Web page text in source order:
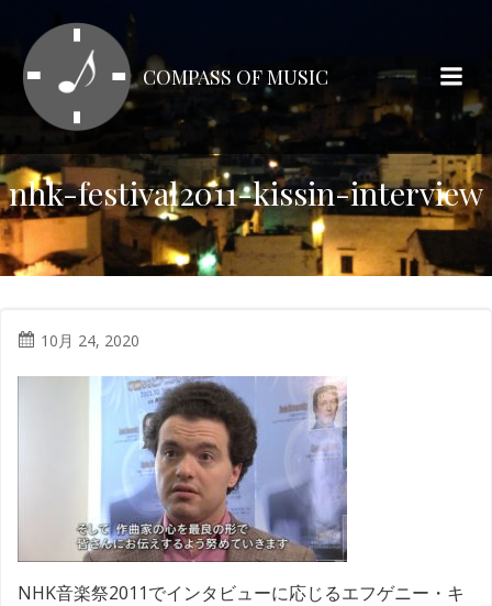
テ
ン
ツ
ス
キ
ッ
プ
COMPASS OF MUSIC
nhk-festival2011-kissin-interview
10月 24, 2020
NHK音楽祭2011でインタビューに応じるエフゲニー・キ